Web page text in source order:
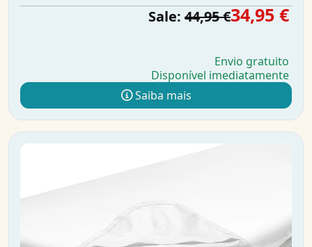
Sale: 44,95 €34,95 €
Envio gratuito
Disponível imediatamente
Saiba mais